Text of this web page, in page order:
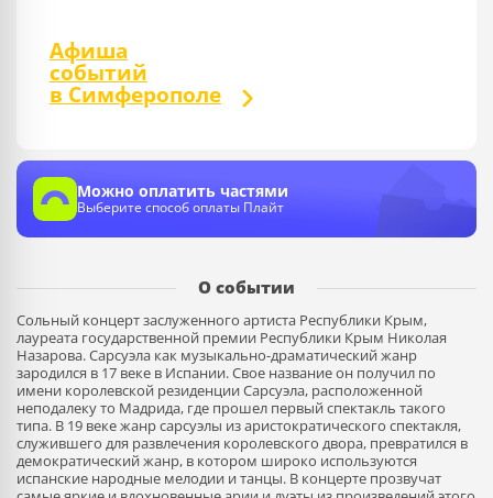
Афиша
событий
в Симферополе
Можно оплатить частями
Выберите способ оплаты Плайт
О событии
Сольный концерт заслуженного артиста Республики Крым,
лауреата государственной премии Республики Крым Николая
Назарова. Сарсуэла как музыкально-драматический жанр
зародился в 17 веке в Испании. Свое название он получил по
имени королевской резиденции Сарсуэла, расположенной
неподалеку то Мадрида, где прошел первый спектакль такого
типа. В 19 веке жанр сарсуэлы из аристократического спектакля,
служившего для развлечения королевского двора, превратился в
демократический жанр, в котором широко используются
испанские народные мелодии и танцы. В концерте прозвучат